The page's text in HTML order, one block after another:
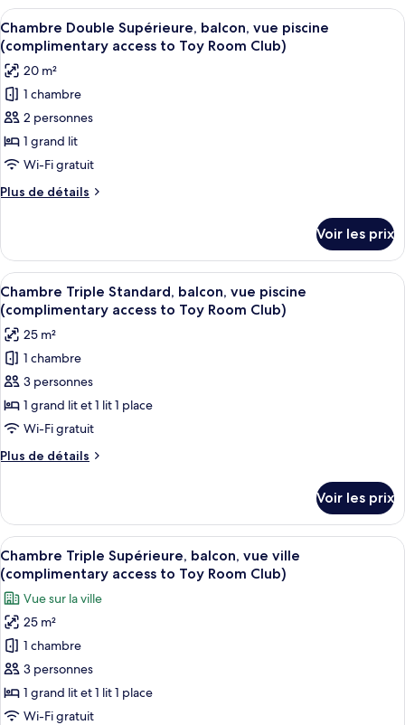
ville
(complimentary
access
to
Toy
Room
Club)
type
de
chambre
Chambre
Double
Standard,
balcon,
vue
ville
access
to
Toy
Afficher
toutes
les
photos
pour
ce
type
de
chambre :
Chambre
Supérieure,
balcon,
vue
piscine
(complimentary
access
to
Toy
Room
Club)
Une chambre d’hôtel moderne
5
Chambre Double Supérieure, balcon, vue piscine
(complimentary access to Toy Room Club)
20 m²
1 chambre
2 personnes
1 grand lit
Wi-Fi gratuit
Plus de détails
Plus
le
type
de
chambre
Chambre
Double
Supérieure,
balcon,
vue
piscine
access
to
Toy
Voir les prix
Afficher
toutes
les
photos
pour
ce
type
de
chambre :
Chambre
Standard,
balcon,
vue
piscine
(complimentary
access
to
Toy
Room
Club)
Une chambre d’hôtel avec un
5
Chambre Triple Standard, balcon, vue piscine
(complimentary access to Toy Room Club)
25 m²
1 chambre
3 personnes
1 grand lit et 1 lit 1 place
Wi-Fi gratuit
Plus de détails
Plus
le
type
de
chambre
Chambre
Triple
Standard,
balcon,
vue
piscine
access
to
Voir les prix
Afficher
toutes
les
photos
pour
ce
type
de
chambre :
Une chambre d’hôtel moderne
5
Chambre Triple Supérieure, balcon, vue ville
(complimentary access to Toy Room Club)
Vue sur la ville
25 m²
1 chambre
3 personnes
1 grand lit et 1 lit 1 place
Wi-Fi gratuit